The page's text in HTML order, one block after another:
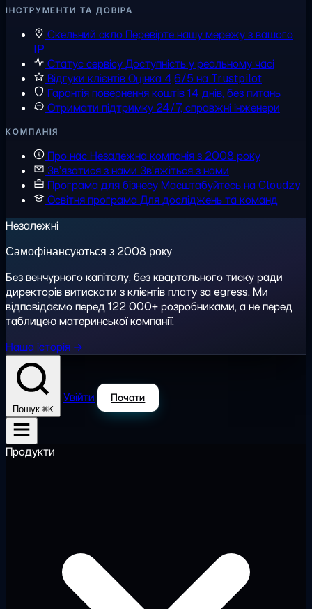
ІНСТРУМЕНТИ ТА ДОВІРА
Скельний скло Перевірте нашу мережу з вашого
IP
Статус сервісуДоступність у реальному часі
Відгуки клієнтівОцінка 4,6/5 на Trustpilot
Гарантія повернення коштів14 днів, без питань
Отримати підтримку 24/7, справжні інженери
КОМПАНІЯ
Про насНезалежна компанія з 2008 року
Зв'язатися з нами Зв'яжіться з нами
Програма для бізнесуМасштабуйтесь на Cloudzy
Освітня програмаДля досліджень та команд
Незалежні
Самофінансуються з 2008 року
Без венчурного капіталу, без квартального тиску ради
директорів витискати з клієнтів плату за egress. Ми
відповідаємо перед 122 000+ розробниками, а не перед
таблицею материнської компанії.
Наша історія →
Пошук ⌘K
Увійти Почати
Продукти